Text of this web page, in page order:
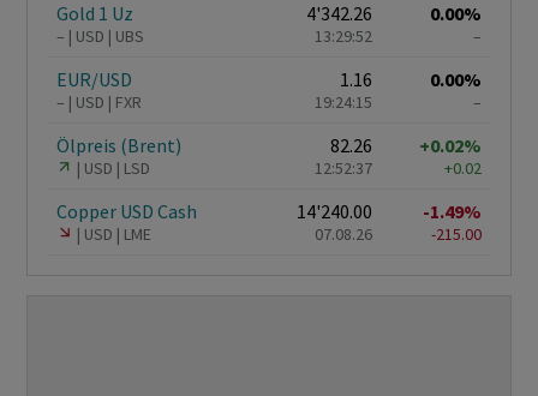
Gold 1 Uz
– USD UBS
4'342.26
13:29:52
0.00%
–
EUR/USD
– USD FXR
1.16
19:24:15
0.00%
–
Ölpreis (Brent)
USD LSD
82.26
12:52:37
+0.02%
+0.02
Copper USD Cash
USD LME
14'240.00
07.08.26
-1.49%
-215.00